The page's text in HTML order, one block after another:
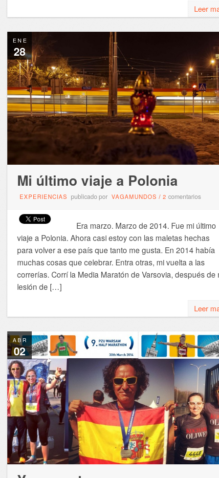
Leer
ENE
28
Mi último viaje a Polonia
EXPERIENCIAS publicado por VAGAMUNDOS / 2 comentarios
Era marzo. Marzo de 2014. Fue mi último
viaje a Polonia. Ahora casi estoy con las maletas hechas
para volver a ese país que tanto me gusta. En 2014 había
muchas cosas que celebrar. Entra otras, mi vuelta a las
correrías. Corrí la Media Maratón de Varsovia, después de
lesión de […]
Leer
ABR
02